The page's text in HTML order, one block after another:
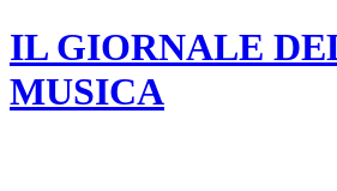
IL GIORNALE
MUSICA